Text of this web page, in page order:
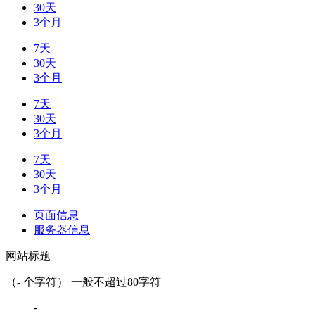
30天
3个月
7天
30天
3个月
7天
30天
3个月
7天
30天
3个月
页面信息
服务器信息
网站标题
（- 个字符） 一般不超过80字符
-